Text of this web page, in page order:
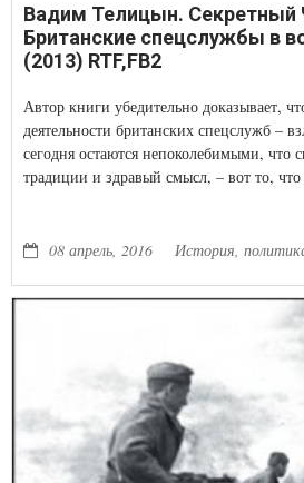
Вадим Телицын. Секретный
Британские спецслужбы в
(2013) RTF,FB2
Автор книги убедительно доказывает,
деятельности британских спецслужб –
сегодня остаются непоколебимыми, что
традиции и здравый смысл, – вот то,
08 апрель, 2016 История,